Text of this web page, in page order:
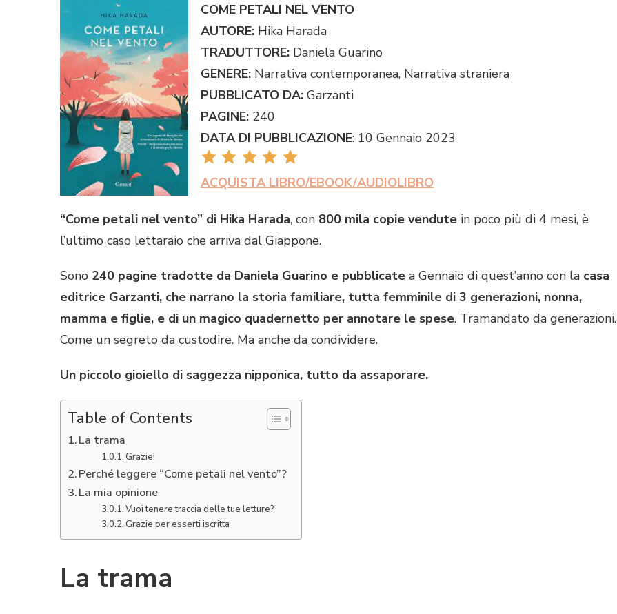
COME PETALI NEL VENTO
AUTORE: Hika Harada
TRADUTTORE: Daniela Guarino
GENERE: Narrativa contemporanea, Narrativa straniera
PUBBLICATO DA: Garzanti
PAGINE: 240
DATA DI PUBBLICAZIONE: 10 Gennaio 2023
ACQUISTA LIBRO/EBOOK/AUDIOLIBRO
“Come petali nel vento” di Hika Harada, con 800 mila copie vendute in poco più di 4 mesi, è
l’ultimo caso lettaraio che arriva dal Giappone.
Sono 240 pagine tradotte da Daniela Guarino e pubblicate a Gennaio di quest’anno con la casa
editrice Garzanti, che narrano la storia familiare, tutta femminile di 3 generazioni, nonna,
mamma e figlie, e di un magico quadernetto per annotare le spese. Tramandato da generazioni.
Come un segreto da custodire. Ma anche da condividere.
Un piccolo gioiello di saggezza nipponica, tutto da assaporare.
Table of Contents
La trama
Grazie!
Perché leggere “Come petali nel vento”?
La mia opinione
Vuoi tenere traccia delle tue letture?
Grazie per esserti iscritta
La trama